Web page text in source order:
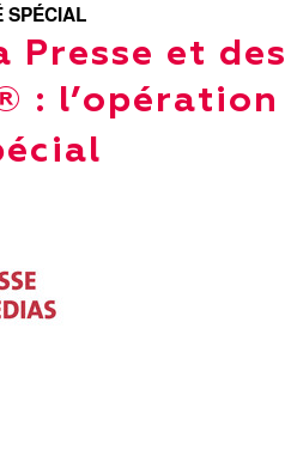
SPÉCIAL
Presse et des
: l’opération